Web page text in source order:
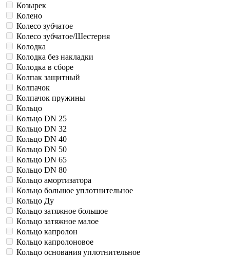
Козырек
Колено
Колесо зубчатое
Колесо зубчатое/Шестерня
Колодка
Колодка без накладки
Колодка в сборе
Колпак защитный
Колпачок
Колпачок пружины
Кольцо
Кольцо DN 25
Кольцо DN 32
Кольцо DN 40
Кольцо DN 50
Кольцо DN 65
Кольцо DN 80
Кольцо амортизатора
Кольцо большое уплотнительное
Кольцо Ду
Кольцо затяжное большое
Кольцо затяжное малое
Кольцо капролон
Кольцо капролоновое
Кольцо основания уплотнительное